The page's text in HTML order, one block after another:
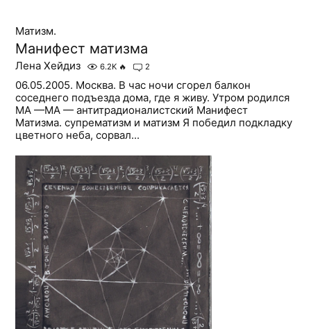
Матизм.
Манифест матизма
Лена Хейдиз 6.2K 🔥 2
06.05.2005. Москва. В час ночи сгорел балкон
соседнего подъезда дома, где я живу. Утром родился
МА —МА — антитрадионалистский Манифест
Матизма. супрематизм и матизм Я победил подкладку
цветного неба, сорвал...